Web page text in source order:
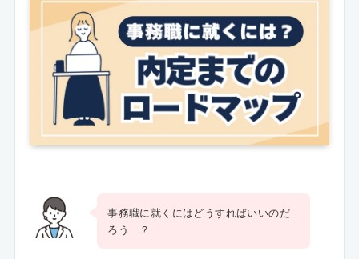
事務職に就くにはどうすればいいのだ
ろう…？